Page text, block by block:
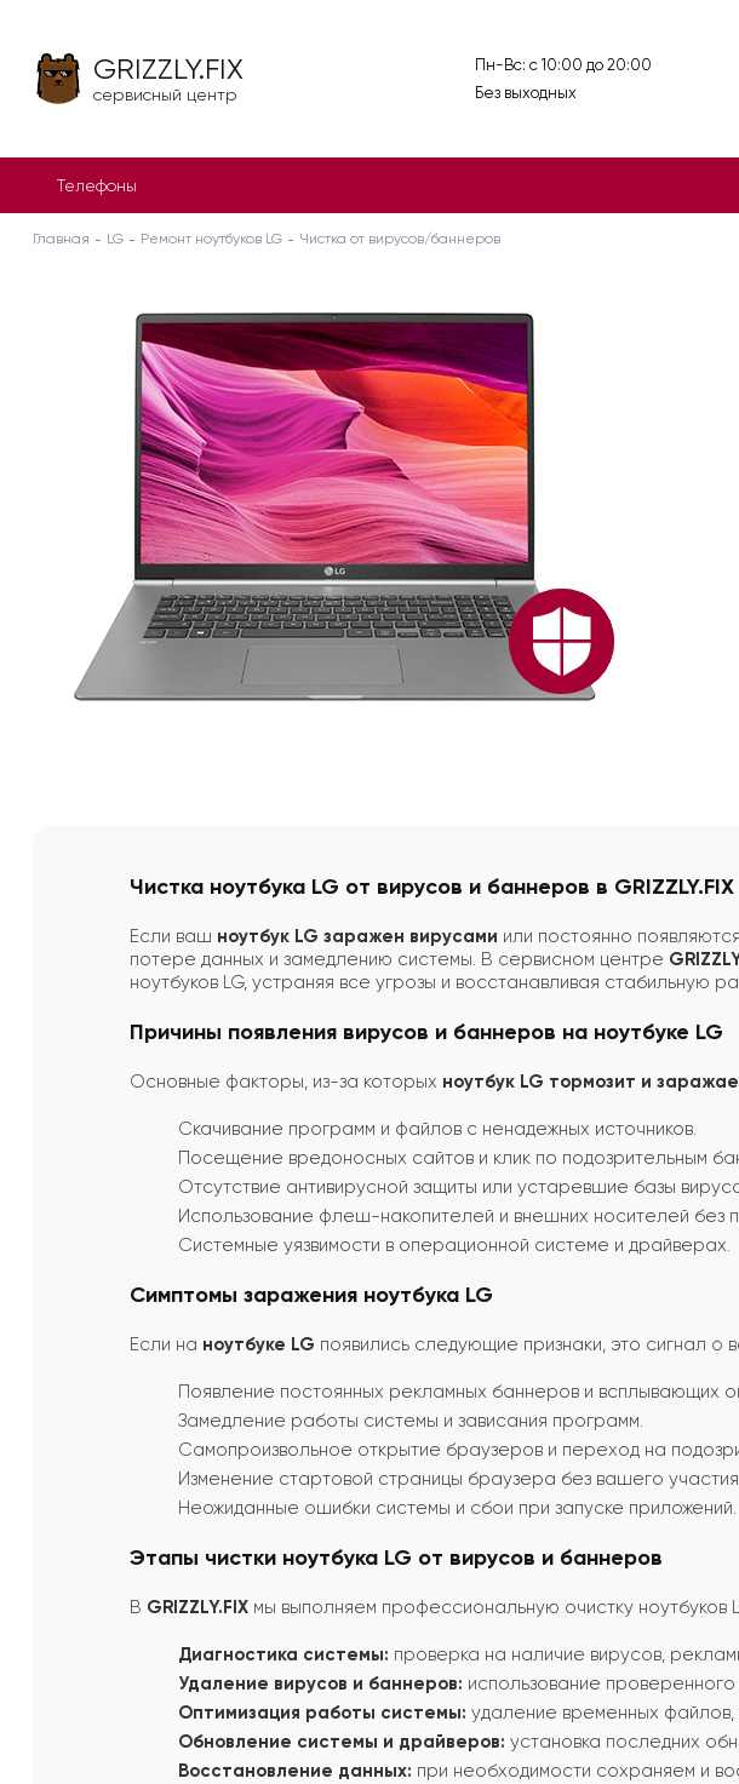
GRIZZLY.FIX
сервисный центр
Пн-Вс: с 10:00 до 20:00
Без выходных
Телефоны
Главная LG Ремонт ноутбуков LG Чистка от вирусов/баннеров
Чистка ноутбука LG от вирусов и баннеров в GRIZZLY.FIX
Если ваш ноутбук LG заражен вирусами или постоянно
потере данных и замедлению системы. В сервисном центре
ноутбуков LG, устраняя все угрозы и восстанавливая стабильную
Причины появления вирусов и баннеров на ноутбуке LG
Основные факторы, из-за которых ноутбук LG тормозит и
Скачивание программ и файлов с ненадежных источников.
Посещение вредоносных сайтов и клик по подозрительным
Отсутствие антивирусной защиты или устаревшие базы
Использование флеш-накопителей и внешних носителей без
Системные уязвимости в операционной системе и драйверах.
Симптомы заражения ноутбука LG
Если на ноутбуке LG появились следующие признаки, это сигнал о
Появление постоянных рекламных баннеров и всплывающих
Замедление работы системы и зависания программ.
Самопроизвольное открытие браузеров и переход на
Изменение стартовой страницы браузера без вашего
Неожиданные ошибки системы и сбои при запуске приложений.
Этапы чистки ноутбука LG от вирусов и баннеров
В GRIZZLY.FIX мы выполняем профессиональную очистку ноутбуков
Диагностика системы: проверка на наличие вирусов,
Удаление вирусов и баннеров: использование
Оптимизация работы системы: удаление временных файлов,
Обновление системы и драйверов: установка последних
Восстановление данных: при необходимости сохраняем и